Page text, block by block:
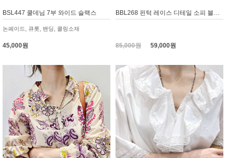
BSL447 쿨데님 7부 와이드 슬랙스
논페이드, 큐롯, 밴딩, 쿨링소재
45,000원
BBL268 핀턱 레이스 디테일 소피 블라우스
85,000원59,000원